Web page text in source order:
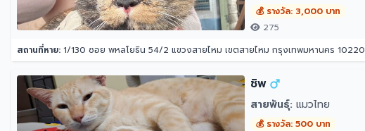
💰 รางวัล: 3,000 บาท
275
สถานที่หาย: 1/130 ซอย พหลโยธิน 54/2 แขวงสายไหม เขตสายไหม กรุงเทพมหานคร 10220
ชิพ
สายพันธุ์: แมวไทย
💰 รางวัล: 500 บาท